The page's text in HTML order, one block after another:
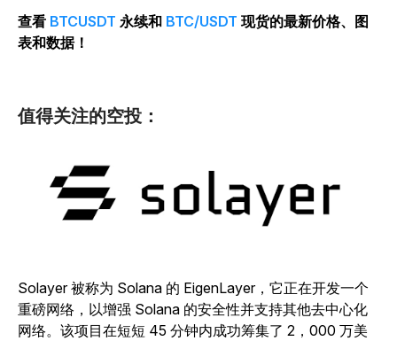
查看 BTCUSDT 永续和 BTC/USDT 现货的最新价格、图
表和数据！
值得关注的空投：
Solayer 被称为 Solana 的 EigenLayer，它正在开发一个
重磅网络，以增强 Solana 的安全性并支持其他去中心化
网络。该项目在短短 45 分钟内成功筹集了 2，000 万美